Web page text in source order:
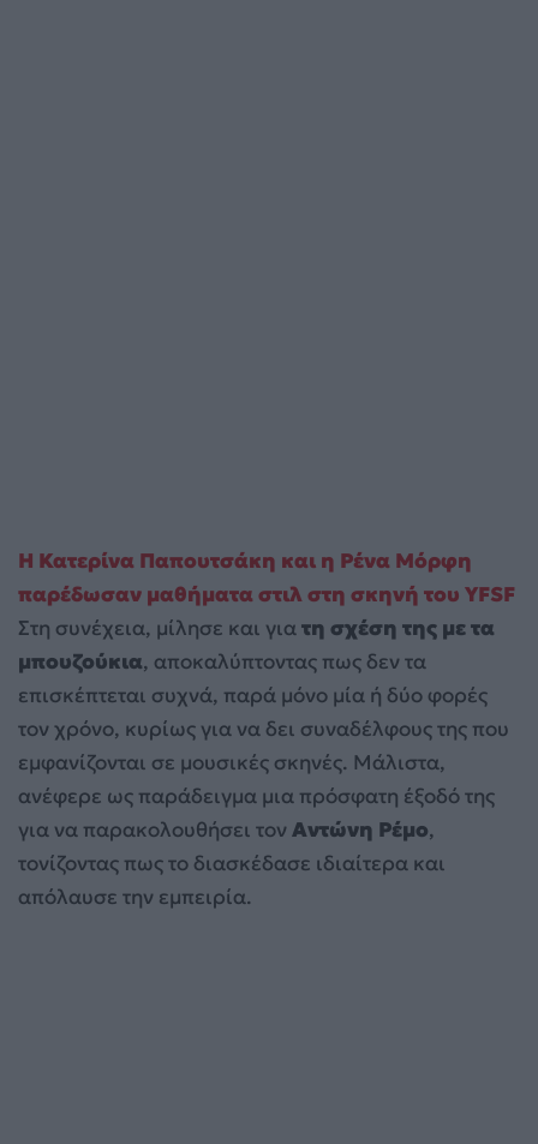
Η Κατερίνα Παπουτσάκη και η Ρένα Μόρφη
παρέδωσαν μαθήματα στιλ στη σκηνή του YFSF
Στη συνέχεια, μίλησε και γιατη σχέση της με τα
μπουζούκια, αποκαλύπτοντας πως δεν τα
επισκέπτεται συχνά, παρά μόνο μία ή δύο φορές
τον χρόνο, κυρίως για να δει συναδέλφους της που
εμφανίζονται σε μουσικές σκηνές. Μάλιστα,
ανέφερε ως παράδειγμα μια πρόσφατη έξοδό της
για να παρακολουθήσει τονΑντώνη Ρέμο,
τονίζοντας πως το διασκέδασε ιδιαίτερα και
απόλαυσε την εμπειρία.